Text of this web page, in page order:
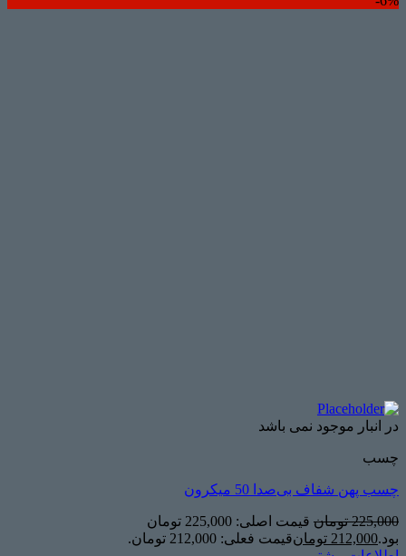
در انبار موجود نمی باشد
چسب
چسب پهن شفاف بی‌صدا 50 میکرون
225,000 تومان
قیمت اصلی: 225,000 تومان
بود.212,000 تومانقیمت فعلی: 212,000 تومان.